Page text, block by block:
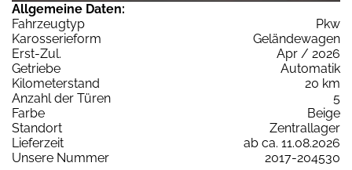
Allgemeine Daten:
Fahrzeugtyp
Pkw
Karosserieform
Geländewagen
Erst-Zul.
Apr / 2026
Getriebe
Automatik
Kilometerstand
20 km
Anzahl der Türen
5
Farbe
Beige
Standort
Zentrallager
Lieferzeit
ab ca. 11.08.2026
Unsere Nummer
2017-204530